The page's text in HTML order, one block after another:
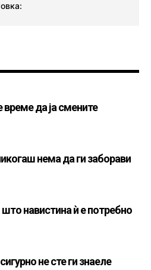
да ја смените
нема да ги заборави
навистина ѝ е потребно
не сте ги знаеле